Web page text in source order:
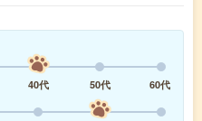
40代 50代
60代